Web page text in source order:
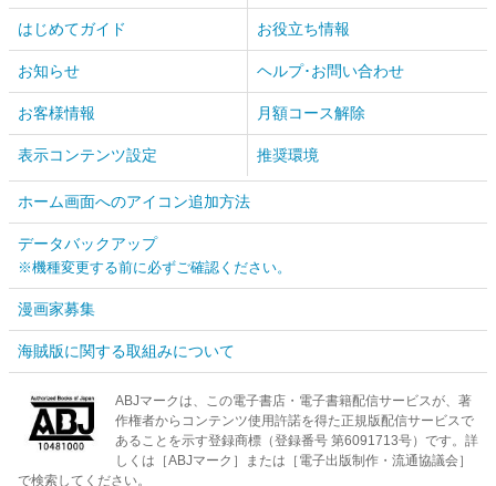
はじめてガイド お役立ち情報
お知らせ ヘルプ･お問い合わせ
お客様情報 月額コース解除
表示コンテンツ設定 推奨環境
ホーム画面へのアイコン追加方法
データバックアップ
※機種変更する前に必ずご確認ください。
漫画家募集
海賊版に関する取組みについて
ABJマークは、この電子書店・電子書籍配信サービスが、著
作権者からコンテンツ使用許諾を得た正規版配信サービスで
あることを示す登録商標（登録番号 第6091713号）です。詳
しくは［ABJマーク］または［電子出版制作・流通協議会］
で検索してください。